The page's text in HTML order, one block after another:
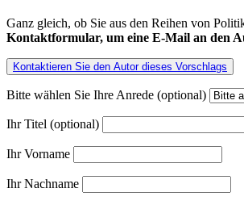
Ganz gleich, ob Sie aus den Reihen von
Kontaktformular, um eine E-Mail an den
Kontaktieren Sie den Autor dieses Vorschlags
Bitte wählen Sie Ihre Anrede (optional)
Ihr Titel (optional)
Ihr Vorname
Ihr Nachname